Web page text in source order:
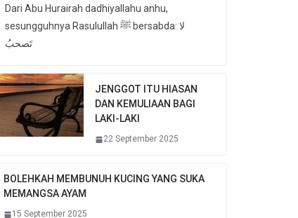
Dari Abu Hurairah dadhiyallahu anhu,
sesungguhnya Rasulullah ﷺ bersabda: لا
تَصحبُ
JENGGOT ITU HIASAN
DAN KEMULIAAN BAGI
LAKI-LAKI
22 September 2025
BOLEHKAH MEMBUNUH KUCING YANG SUKA
MEMANGSA AYAM
15 September 2025